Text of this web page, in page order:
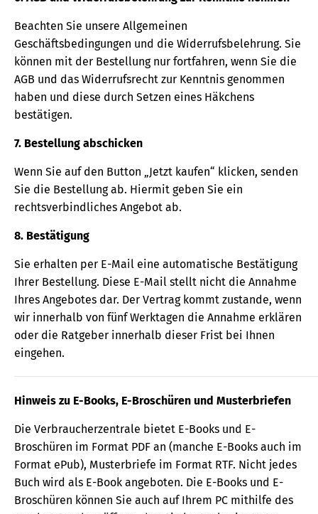
Beachten Sie unsere Allgemeinen
Geschäftsbedingungen und die Widerrufsbelehrung. Sie
können mit der Bestellung nur fortfahren, wenn Sie die
AGB und das Widerrufsrecht zur Kenntnis genommen
haben und diese durch Setzen eines Häkchens
bestätigen.
7. Bestellung abschicken
Wenn Sie auf den Button „Jetzt kaufen“ klicken, senden
Sie die Bestellung ab. Hiermit geben Sie ein
rechtsverbindliches Angebot ab.
8. Bestätigung
Sie erhalten per E-Mail eine automatische Bestätigung
Ihrer Bestellung. Diese E-Mail stellt nicht die Annahme
Ihres Angebotes dar. Der Vertrag kommt zustande, wenn
wir innerhalb von fünf Werktagen die Annahme erklären
oder die Ratgeber innerhalb dieser Frist bei Ihnen
eingehen.
Hinweis zu E-Books, E-Broschüren und Musterbriefen
Die Verbraucherzentrale bietet E-Books und E-
Broschüren im Format PDF an (manche E-Books auch im
Format ePub), Musterbriefe im Format RTF. Nicht jedes
Buch wird als E-Book angeboten. Die E-Books und E-
Broschüren können Sie auch auf Ihrem PC mithilfe des